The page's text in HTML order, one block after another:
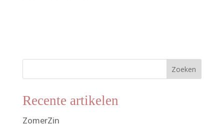
Zoeken
Recente artikelen
ZomerZin